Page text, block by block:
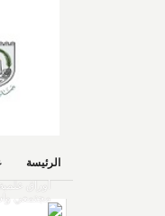
الرئيسة
مجتمعي